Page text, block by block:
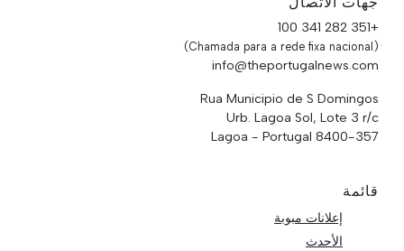
+351 282 341 100
(Chamada para a rede fixa nacional)
info@theportugalnews.com
Rua Municipio de S Domingos
Urb. Lagoa Sol, Lote 3 r/c
8400-357 Lagoa - Portugal
قائمة
إعلانات مبوبة
الأحدث